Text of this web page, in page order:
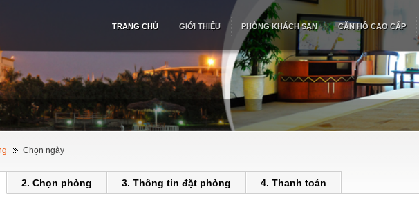
TRANG CHỦ GIỚI THIỆU PHÒNG KHÁCH SẠN CĂN HỘ CAO CẤP
Chọn ngày
2. Chọn phòng 3. Thông tin đặt phòng 4. Thanh toán